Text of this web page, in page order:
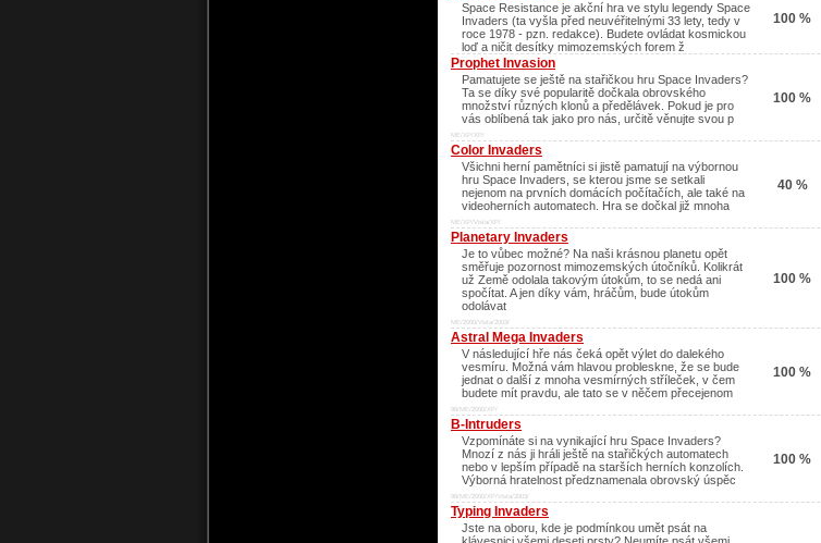
Space Resistance je akční hra ve stylu legendy Space
Invaders (ta vyšla před neuvéřitelnými 33 lety, tedy v
roce 1978 - pzn. redakce). Budete ovládat kosmickou
loď a ničit desítky mimozemských forem ž
100 %
Prophet Invasion
Pamatujete se ještě na stařičkou hru Space Invaders?
Ta se díky své popularitě dočkala obrovského
množství různých klonů a předělávek. Pokud je pro
vás oblíbená tak jako pro nás, určitě věnujte svou p
ME/XP/XP/
100 %
Color Invaders
Všichni herní pamětníci si jistě pamatují na výbornou
hru Space Invaders, se kterou jsme se setkali
nejenom na prvních domácích počítačích, ale také na
videoherních automatech. Hra se dočkal již mnoha
ME/XP/Vista/XP/
40 %
Planetary Invaders
Je to vůbec možné? Na naši krásnou planetu opět
směřuje pozornost mimozemských útočníků. Kolikrát
už Země odolala takovým útokům, to se nedá ani
spočítat. A jen díky vám, hráčům, bude útokům
odolávat
ME/2000/Vista/2003/
100 %
Astral Mega Invaders
V následující hře nás čeká opět výlet do dalekého
vesmíru. Možná vám hlavou probleskne, že se bude
jednat o další z mnoha vesmírných stříleček, v čem
budete mít pravdu, ale tato se v něčem přecejenom
98/ME/2000/XP/
100 %
B-Intruders
Vzpomínáte si na vynikající hru Space Invaders?
Mnozí z nás ji hráli ještě na stařičkých automatech
nebo v lepším případě na starších herních konzolích.
Výborná hratelnost předznamenala obrovský úspěc
98/ME/2000/XP/Vista/2003/
100 %
Typing Invaders
Jste na oboru, kde je podmínkou umět psát na